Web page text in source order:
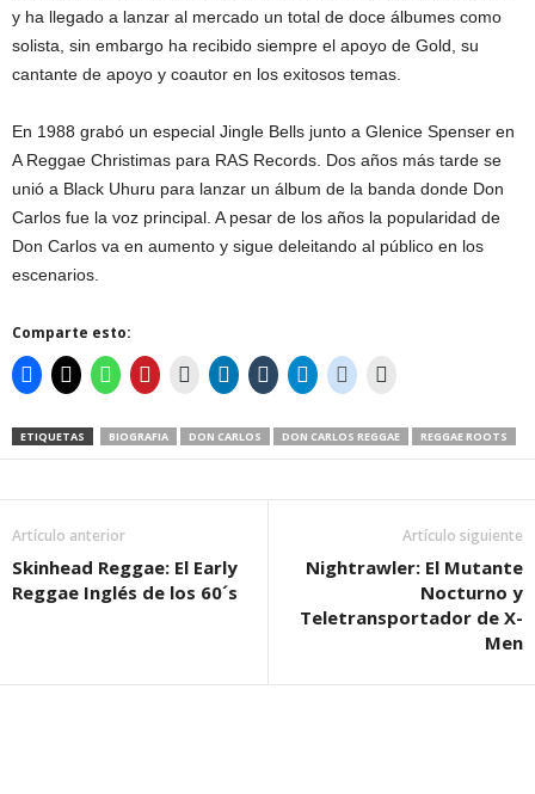
y ha llegado a lanzar al mercado un total de doce álbumes como
solista, sin embargo ha recibido siempre el apoyo de Gold, su
cantante de apoyo y coautor en los exitosos temas.
En 1988 grabó un especial Jingle Bells junto a Glenice Spenser en
A Reggae Christimas para RAS Records. Dos años más tarde se
unió a Black Uhuru para lanzar un álbum de la banda donde Don
Carlos fue la voz principal. A pesar de los años la popularidad de
Don Carlos va en aumento y sigue deleitando al público en los
escenarios.
Comparte esto:
ETIQUETAS BIOGRAFIA DON CARLOS DON CARLOS REGGAE REGGAE ROOTS
Artículo anterior
Skinhead Reggae: El Early
Reggae Inglés de los 60´s
Artículo siguiente
Nightrawler: El Mutante
Nocturno y
Teletransportador de X-
Men